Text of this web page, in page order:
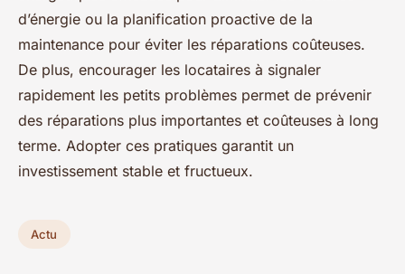
d’énergie ou la planification proactive de la
maintenance pour éviter les réparations coûteuses.
De plus, encourager les locataires à signaler
rapidement les petits problèmes permet de prévenir
des réparations plus importantes et coûteuses à long
terme. Adopter ces pratiques garantit un
investissement stable et fructueux.
Actu